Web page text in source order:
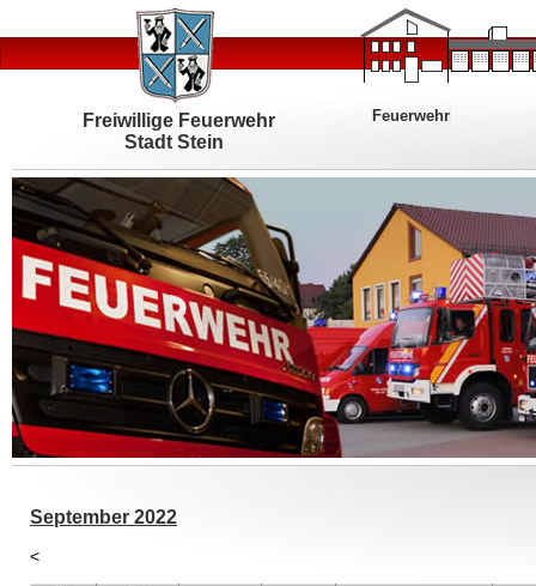
Freiwillige Feuerwehr
Stadt Stein
Feuerwehr
September 2022
<